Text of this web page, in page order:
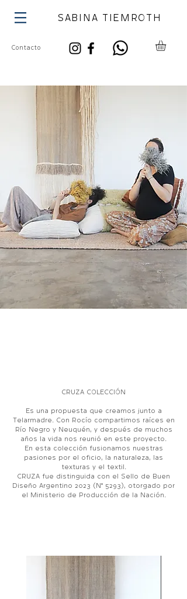
Contacto
SABINA TIEMROTH
CRUZA COLECCIÓN
Es una propuesta que creamos junto a
Telarmadre. Con Rocío compartimos raíces en
Río Negro y Neuquén, y después de muchos
años la vida nos reunió en este proyecto.
En esta colección fusionamos nuestras
pasiones por el oficio, la naturaleza, las
texturas y el textil.
CRUZA fue distinguida con el Sello de Buen
Diseño Argentino 2023 (N° 5293), otorgado por
el Ministerio de Producción de la Nación.